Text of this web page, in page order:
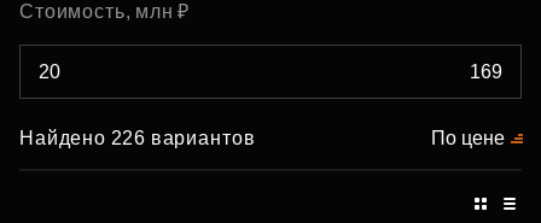
Стоимость, млн ₽
Найдено 226 вариантов По цене